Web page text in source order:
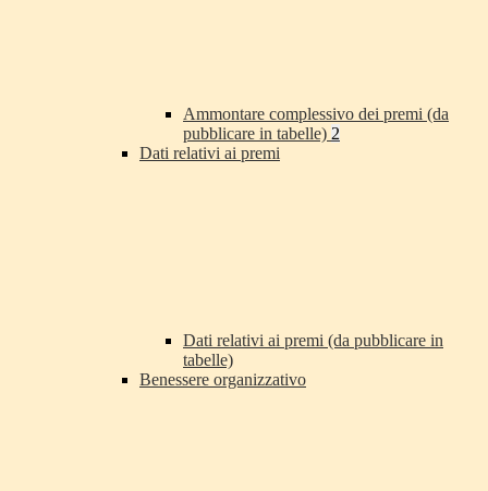
Ammontare complessivo dei premi (da
pubblicare in tabelle) 2
Dati relativi ai premi
Dati relativi ai premi (da pubblicare in
tabelle)
Benessere organizzativo